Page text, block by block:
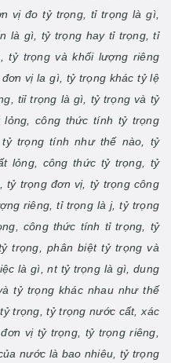
vị đo tỷ trọng, tỉ trọng là gì,
là gì, tỷ trọng hay tỉ trọng, tỉ
tỷ trọng và khối lượng riêng
vị la gì, tỷ trọng khác tỷ lệ
tiỉ trọng là gì, tỷ trọng và tỷ
công thức tính tỷ trọng
trọng tính như thế nào, tỷ
lỏng, công thức tỷ trọng, tỷ
tỷ trọng đơn vị, tỷ trọng công
riêng, tỉ trọng là j, tỷ trọng
công thức tính tỉ trọng, tỷ
trọng, phân biệt tỷ trọng và
là gì, nt tỷ trọng là gì, dung
tỷ trọng khác nhau như thế
trọng, tỷ trọng nước cất, xác
vị tỷ trọng, tỷ trọng riêng,
nước là bao nhiêu, tỷ trọng